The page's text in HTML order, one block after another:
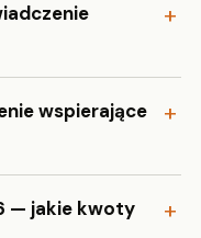
wspierające
— jakie kwoty